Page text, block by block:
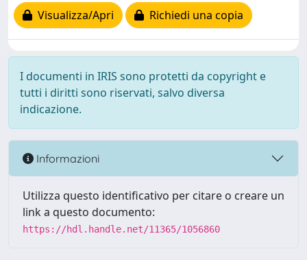
Visualizza/Apri
Richiedi una copia
I documenti in IRIS sono protetti da copyright e
tutti i diritti sono riservati, salvo diversa
indicazione.
Informazioni
Utilizza questo identificativo per citare o creare un
link a questo documento:
https://hdl.handle.net/11365/1056860